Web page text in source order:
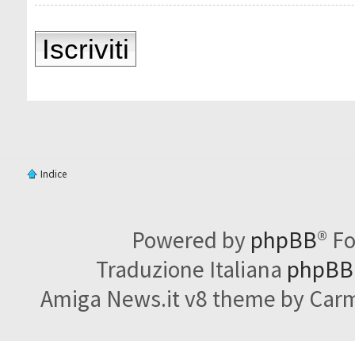
Iscriviti
Indice
Powered by phpBB®
Traduzione Italiana
Amiga News.it v8 theme by